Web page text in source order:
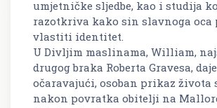
umjetničke sljedbe, kao i studija
razotkriva kako sin slavnoga oca
vlastiti identitet.
U Divljim maslinama, William,
drugog braka Roberta Gravesa,
očaravajući, osoban prikaz života
nakon povratka obitelji na